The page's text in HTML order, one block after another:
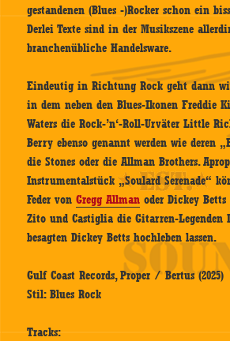
gestandenen (Blues -)Rocker schon ein
Derlei Texte sind in der Musikszene
branchenübliche Handelsware.
Eindeutig in Richtung Rock geht dann
in dem neben den Blues-Ikonen Freddie
Waters die Rock-’n‘-Roll-Urväter Little
Berry ebenso genannt werden wie deren
die Stones oder die Allman Brothers.
Instrumentalstück „Soulard Serenade“
Feder vonGregg Allman oder Dickey
Zito und Castiglia die Gitarren-Legenden
besagten Dickey Betts hochleben lassen.
Gulf Coast Records, Proper / Bertus (2025)
Stil: Blues Rock
Tracks: